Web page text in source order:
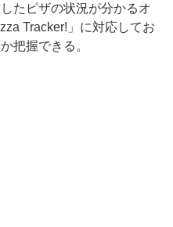
たピザの状況が分かるオ
Tracker!」に対応してお
把握できる。